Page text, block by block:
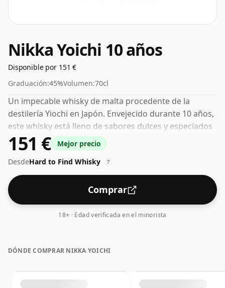
Nikka Yoichi 10 años
Disponible por 151 €
Graduación:45%Volumen:70cl
Un impecable whisky de malta procedente de la
destilería Yiochi en Japón. Envejecido durante 10 años,
este whisky está lleno de sabores dulces y especiados
y notas frutales distintivas. Embalaje japonés icónico
que rezuma clase.
151 €
Mejor precio
DesdeHard to Find Whisky ?
Comprar
18+ · Edad verificada en el minorista
DÓNDE COMPRAR NIKKA YOICHI